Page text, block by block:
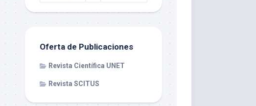
Oferta de Publicaciones
Revista Científica UNET
Revista SCITUS